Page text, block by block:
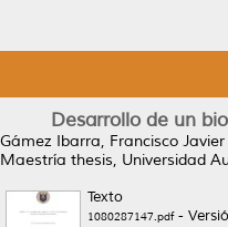
Desarrollo de un
Gámez Ibarra, Francisco Javier
Maestría thesis, Universidad
Texto
1080287147.pdf-